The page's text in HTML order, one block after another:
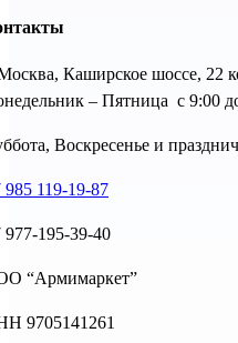
Каширское шоссе, 22
– Пятница с 9:00
Воскресенье и
985 119-19-87
977-195-39-40
“Армимаркет”
9705141261